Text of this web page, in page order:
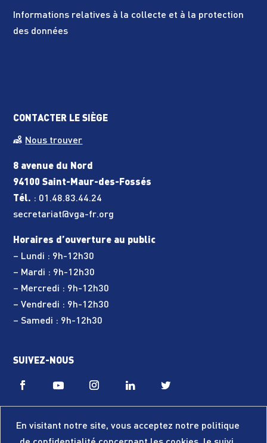
En visitant notre site, vous acceptez notre politique
Informations relatives à la collecte et à la protection
des données
CONTACTER LE SIÈGE
Nous trouver
8 avenue du Nord
94100 Saint-Maur-des-Fossés
Tél. : 01.48.83.44.24
secretariat@vga-fr.org
Horaires d’ouverture au public
– Lundi : 9h-12h30
– Mardi : 9h-12h30
– Mercredi : 9h-12h30
– Vendredi : 9h-12h30
– Samedi : 9h-12h30
SUIVEZ-NOUS